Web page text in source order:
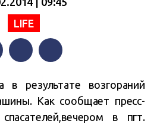
LIFE
результате возгораний
Как сообщает пресс-
в пгт.